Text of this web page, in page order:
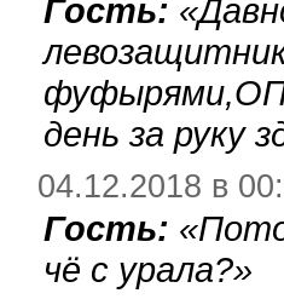
Гость: «
день за руку
04.12.2018 в
Гость: «
чё с урала?»